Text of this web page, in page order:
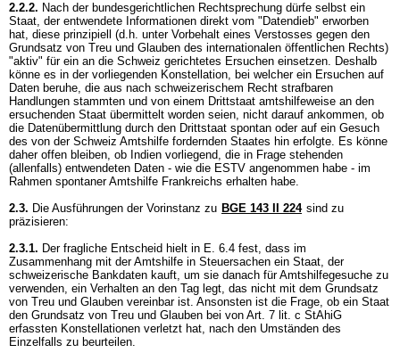
2.2.2. Nach der bundesgerichtlichen Rechtsprechung dürfe selbst ein
Staat, der entwendete Informationen direkt vom "Datendieb" erworben
hat, diese prinzipiell (d.h. unter Vorbehalt eines Verstosses gegen den
Grundsatz von Treu und Glauben des internationalen öffentlichen Rechts)
"aktiv" für ein an die Schweiz gerichtetes Ersuchen einsetzen. Deshalb
könne es in der vorliegenden Konstellation, bei welcher ein Ersuchen auf
Daten beruhe, die aus nach schweizerischem Recht strafbaren
Handlungen stammten und von einem Drittstaat amtshilfeweise an den
ersuchenden Staat übermittelt worden seien, nicht darauf ankommen, ob
die Datenübermittlung durch den Drittstaat spontan oder auf ein Gesuch
des von der Schweiz Amtshilfe fordernden Staates hin erfolgte. Es könne
daher offen bleiben, ob Indien vorliegend, die in Frage stehenden
(allenfalls) entwendeten Daten - wie die ESTV angenommen habe - im
Rahmen spontaner Amtshilfe Frankreichs erhalten habe.
2.3. Die Ausführungen der Vorinstanz zu BGE 143 II 224 sind zu
präzisieren:
2.3.1. Der fragliche Entscheid hielt in E. 6.4 fest, dass im
Zusammenhang mit der Amtshilfe in Steuersachen ein Staat, der
schweizerische Bankdaten kauft, um sie danach für Amtshilfegesuche zu
verwenden, ein Verhalten an den Tag legt, das nicht mit dem Grundsatz
von Treu und Glauben vereinbar ist. Ansonsten ist die Frage, ob ein Staat
den Grundsatz von Treu und Glauben bei von Art. 7 lit. c StAhiG
erfassten Konstellationen verletzt hat, nach den Umständen des
Einzelfalls zu beurteilen.